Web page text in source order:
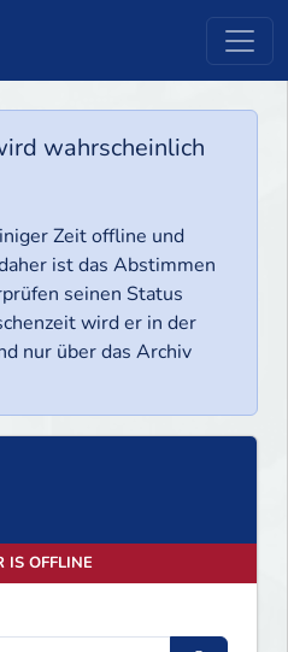
wahrscheinlich
Zeit offline und
ist das Abstimmen
seinen Status
wird er in der
nur über das Archiv
IS OFFLINE